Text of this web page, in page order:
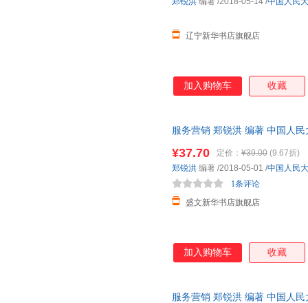
辽宁新华书店旗舰店
加入购物车 收藏
服务营销 郑锐洪 编著 中国人
¥37.70 定价： ¥39.00 (9.67折)
盛文新华书店旗舰店
1条评论
郑锐洪 编著 /2018-05-01 /中国人民
加入购物车 收藏
服务营销 郑锐洪 编著 中国人